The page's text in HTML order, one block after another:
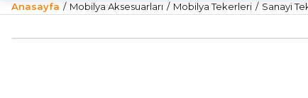
Anasayfa Mobilya Aksesuarları Mobilya Tekerleri Sanayi